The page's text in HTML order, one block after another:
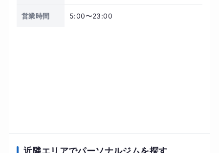
営業時間 5:00〜23:00
近隣エリアでパーソナルジムを探す